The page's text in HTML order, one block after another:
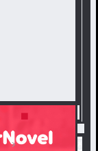
雑談 / 黝壄 梓